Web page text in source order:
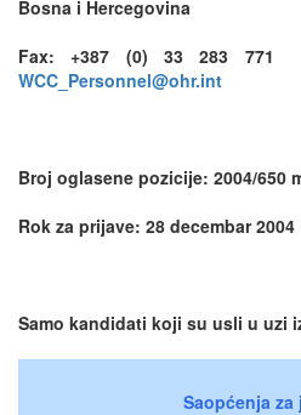
Bosna i Hercegovina
Fax: +387 (0) 33
WCC_Personnel@ohr.int
Broj oglasene pozicije: 2004/650
Rok za prijave: 28 decembar 2004
Samo kandidati koji su usli u uzi
Saopćenja